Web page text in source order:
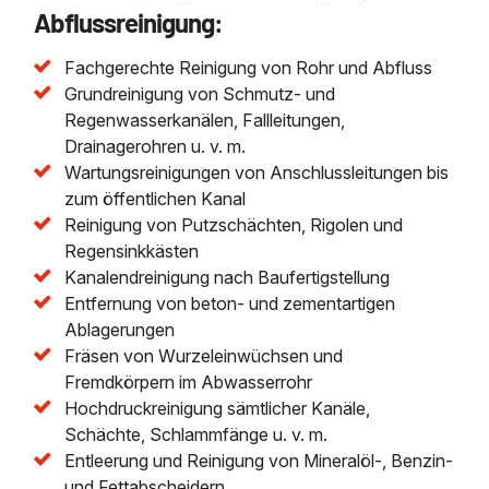
Abflussreinigung:
Fachgerechte Reinigung von Rohr und Abfluss
Grundreinigung von Schmutz- und
Regenwasserkanälen, Fallleitungen,
Drainagerohren u. v. m.
Wartungsreinigungen von Anschlussleitungen bis
zum öffentlichen Kanal
Reinigung von Putzschächten, Rigolen und
Regensinkkästen
Kanalendreinigung nach Baufertigstellung
Entfernung von beton- und zementartigen
Ablagerungen
Fräsen von Wurzeleinwüchsen und
Fremdkörpern im Abwasserrohr
Hochdruckreinigung sämtlicher Kanäle,
Schächte, Schlammfänge u. v. m.
Entleerung und Reinigung von Mineralöl-, Benzin-